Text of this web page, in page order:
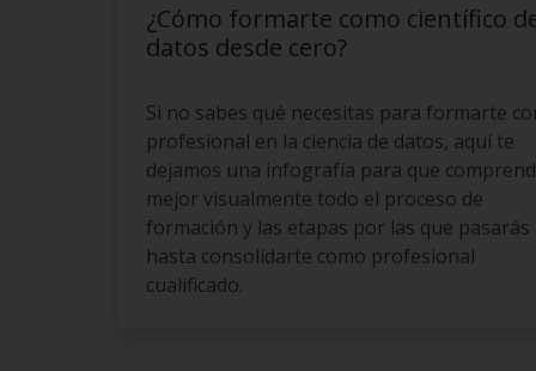
¿Cómo formarte como científico
datos desde cero?
Si no sabes qué necesitas para formarte
profesional en la ciencia de datos, aquí te
dejamos una infografía para que
mejor visualmente todo el proceso de
formación y las etapas por las que pasarás
hasta consolidarte como profesional
cualificado.